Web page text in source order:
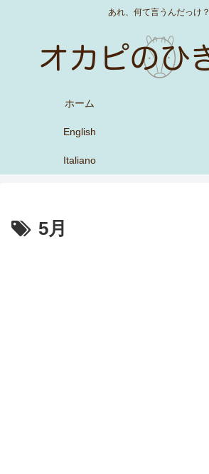
あれ、何て言うんだっけ？
ホーム
English
Italiano
5月